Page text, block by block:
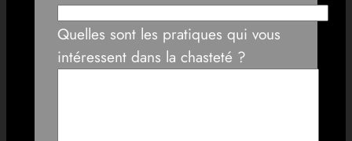
Quelles sont les pratiques qui vous
intéressent dans la chasteté ?